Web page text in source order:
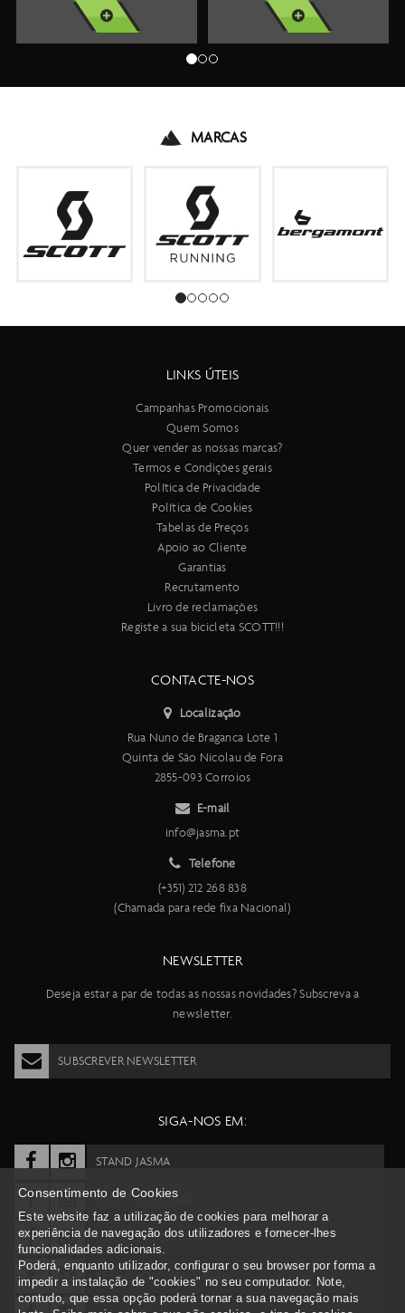
VER MAIS VER MAIS
MARCAS
LINKS ÚTEIS
Campanhas Promocionais
Quem Somos
Quer vender as nossas marcas?
Termos e Condições gerais
Política de Privacidade
Política de Cookies
Tabelas de Preços
Apoio ao Cliente
Garantias
Recrutamento
Livro de reclamações
Registe a sua bicicleta SCOTT!!!
CONTACTE-NOS
Localização
Rua Nuno de Braganca Lote 1
Quinta de São Nicolau de Fora
2855-093 Corroios
E-mail
info@jasma.pt
Telefone
(+351) 212 268 838
(Chamada para rede fixa Nacional)
NEWSLETTER
Deseja estar a par de todas as nossas novidades? Subscreva a
newsletter.
SUBSCREVER NEWSLETTER
SIGA-NOS EM:
STAND JASMA
SCOTT PORTUGAL
SYNCROS PORTUGAL
BERGAMONT PORTUGAL
Consentimento de Cookies
Este website faz a utilização de cookies para melhorar a
experiência de navegação dos utilizadores e fornecer-lhes
funcionalidades adicionais.
Poderá, enquanto utilizador, configurar o seu browser por forma a
impedir a instalação de "cookies" no seu computador. Note,
contudo, que essa opção poderá tornar a sua navegação mais